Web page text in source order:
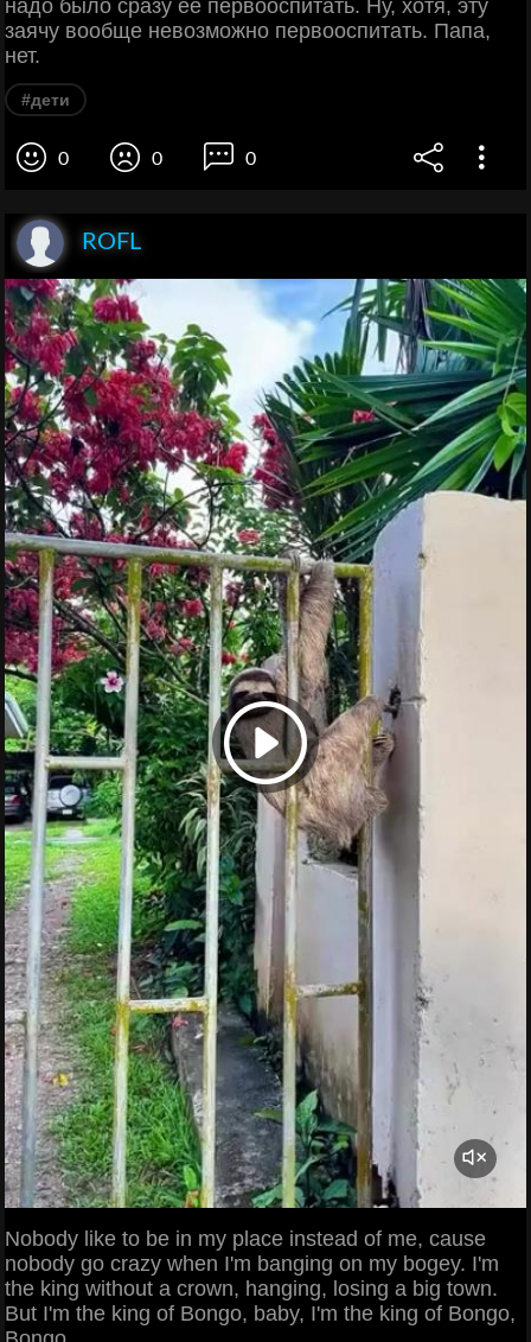
надо было сразу ее первооспитать. Ну, хотя, эту
заячу вообще невозможно первооспитать. Папа,
нет.
#дети
0 0 0
ROFL
Nobody like to be in my place instead of me, cause
nobody go crazy when I'm banging on my bogey. I'm
the king without a crown, hanging, losing a big town.
But I'm the king of Bongo, baby, I'm the king of Bongo,